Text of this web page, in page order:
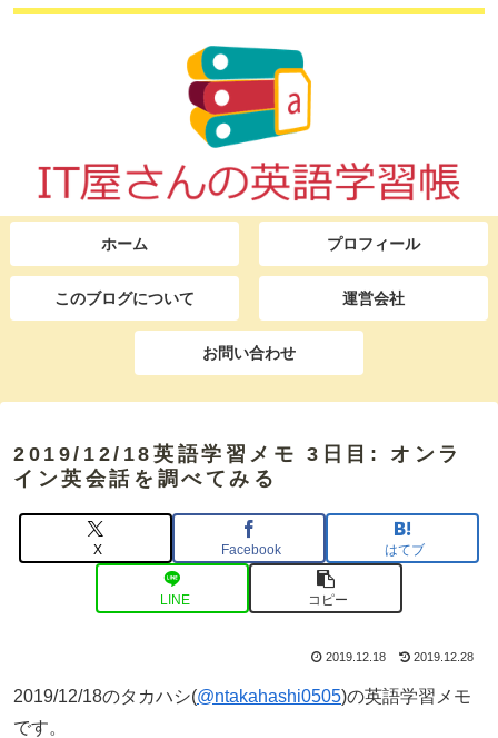
ホーム プロフィール
このブログについて 運営会社
お問い合わせ
2019/12/18英語学習メモ 3日目: オンラ
イン英会話を調べてみる
X Facebook はてブ
LINE コピー
2019.12.18 2019.12.28
2019/12/18のタカハシ(@ntakahashi0505)の英語学習メモ
です。